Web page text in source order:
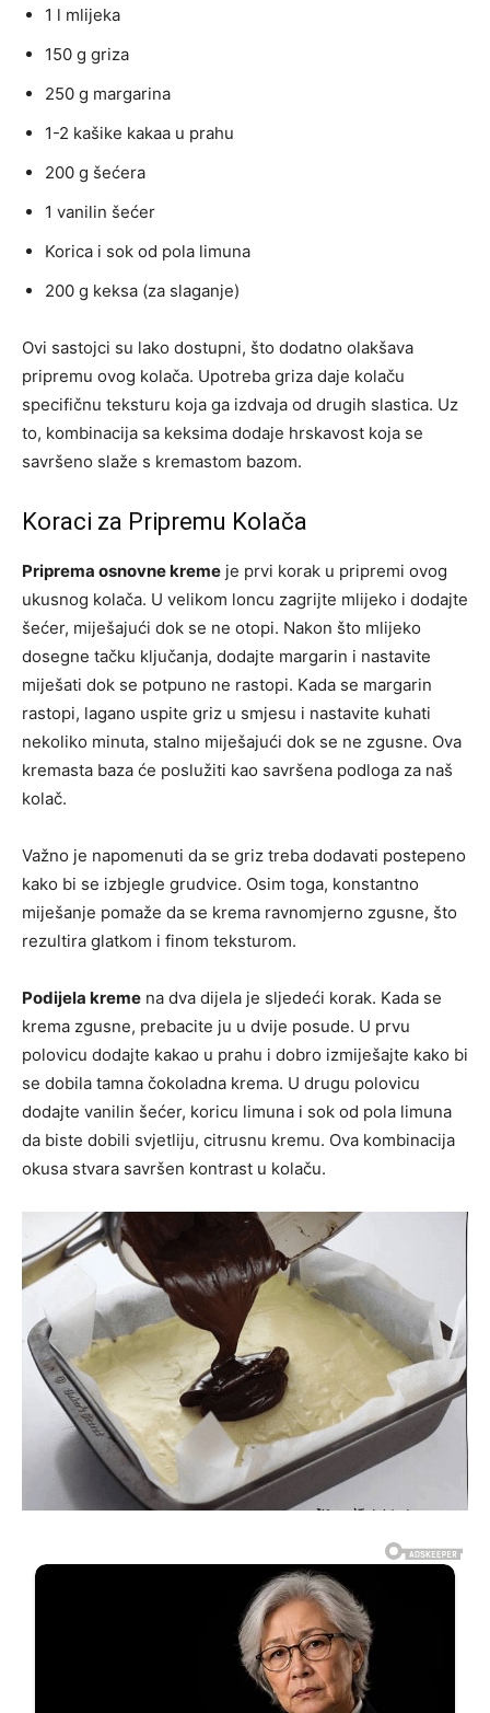
1 l mlijeka
150 g griza
250 g margarina
1-2 kašike kakaa u prahu
200 g šećera
1 vanilin šećer
Korica i sok od pola limuna
200 g keksa (za slaganje)
Ovi sastojci su lako dostupni, što dodatno olakšava
pripremu ovog kolača. Upotreba griza daje kolaču
specifičnu teksturu koja ga izdvaja od drugih slastica. Uz
to, kombinacija sa keksima dodaje hrskavost koja se
savršeno slaže s kremastom bazom.
Koraci za Pripremu Kolača
Priprema osnovne kreme je prvi korak u pripremi ovog
ukusnog kolača. U velikom loncu zagrijte mlijeko i dodajte
šećer, miješajući dok se ne otopi. Nakon što mlijeko
dosegne tačku ključanja, dodajte margarin i nastavite
miješati dok se potpuno ne rastopi. Kada se margarin
rastopi, lagano uspite griz u smjesu i nastavite kuhati
nekoliko minuta, stalno miješajući dok se ne zgusne. Ova
kremasta baza će poslužiti kao savršena podloga za naš
kolač.
Važno je napomenuti da se griz treba dodavati postepeno
kako bi se izbjegle grudvice. Osim toga, konstantno
miješanje pomaže da se krema ravnomjerno zgusne, što
rezultira glatkom i finom teksturom.
Podijela kreme na dva dijela je sljedeći korak. Kada se
krema zgusne, prebacite ju u dvije posude. U prvu
polovicu dodajte kakao u prahu i dobro izmiješajte kako bi
se dobila tamna čokoladna krema. U drugu polovicu
dodajte vanilin šećer, koricu limuna i sok od pola limuna
da biste dobili svjetliju, citrusnu kremu. Ova kombinacija
okusa stvara savršen kontrast u kolaču.